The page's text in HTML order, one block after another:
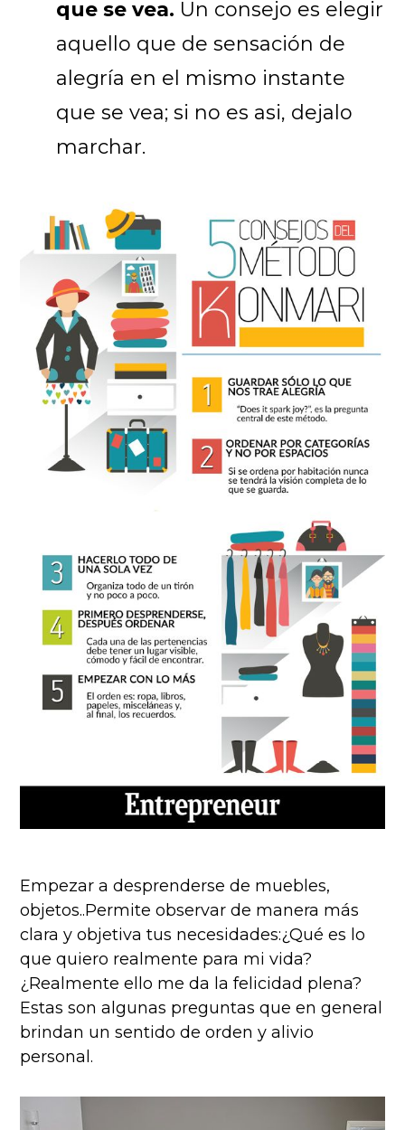
que se vea. Un consejo es elegir
aquello que de sensación de
alegría en el mismo instante
que se vea; si no es asi, dejalo
marchar.
Empezar a desprenderse de muebles,
objetos..Permite observar de manera más
clara y objetiva tus necesidades:¿Qué es lo
que quiero realmente para mi vida?
¿Realmente ello me da la felicidad plena?
Estas son algunas preguntas que en general
brindan un sentido de orden y alivio
personal.